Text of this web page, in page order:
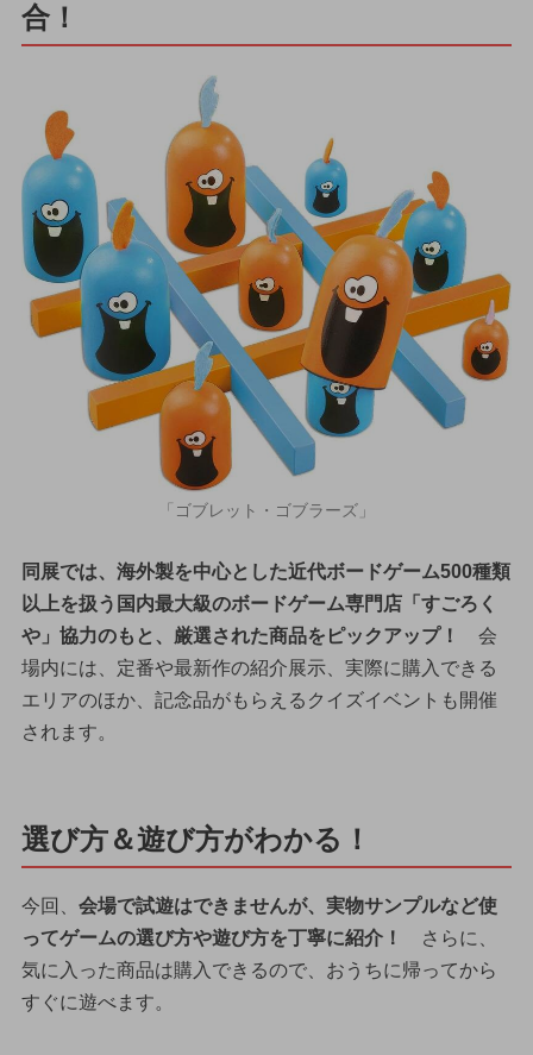
合！
「ゴブレット・ゴブラーズ」
同展では、海外製を中心とした近代ボードゲーム500種類
以上を扱う国内最大級のボードゲーム専門店「すごろく
や」協力のもと、厳選された商品をピックアップ！
会
場内には、定番や最新作の紹介展示、実際に購入できる
エリアのほか、記念品がもらえるクイズイベントも開催
されます。
選び方＆遊び方がわかる！
今回、 会場で試遊はできませんが、実物サンプルなど使
ってゲームの選び方や遊び方を丁寧に紹介！
さらに、
気に入った商品は購入できるので、おうちに帰ってから
すぐに遊べます。